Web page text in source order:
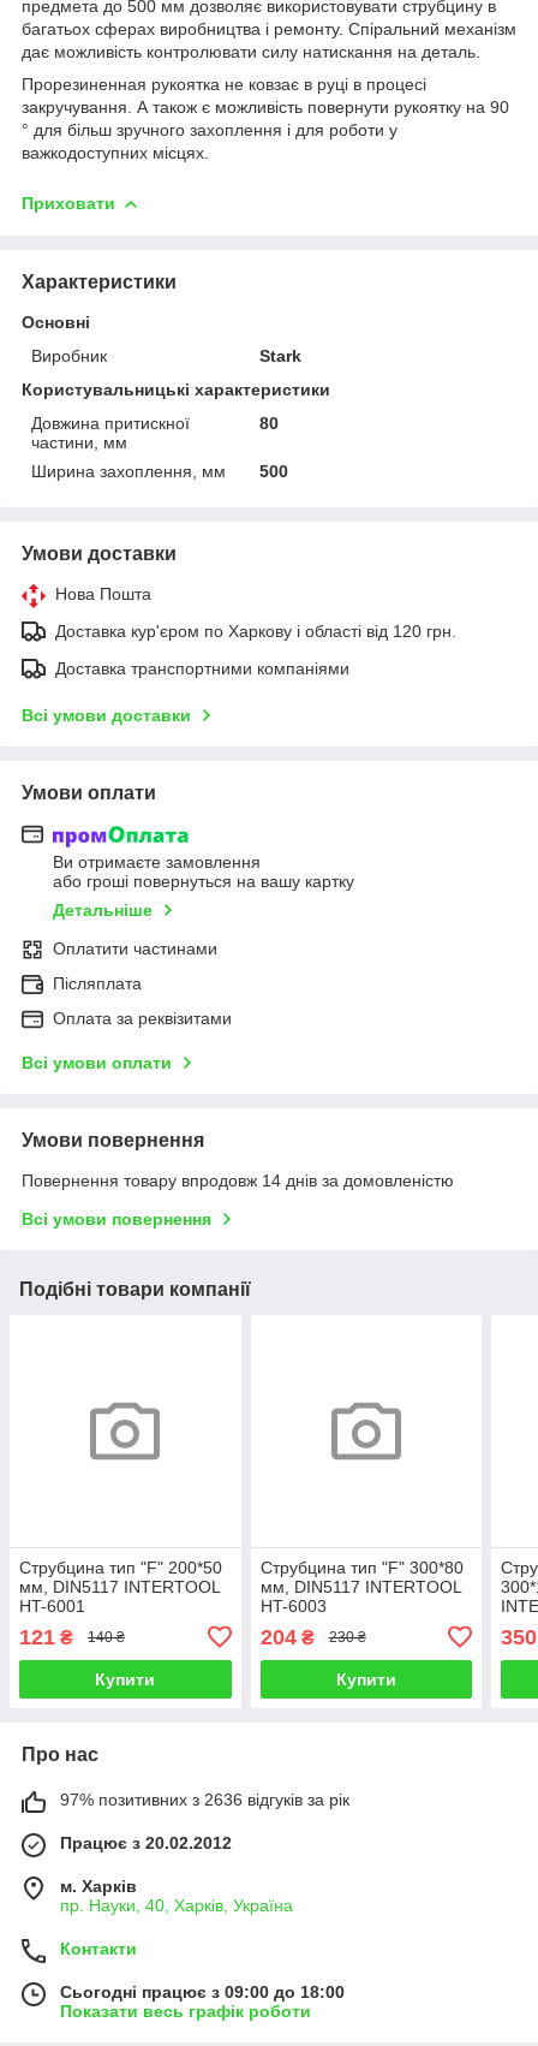
предмета до 500 мм дозволяє використовувати струбцину в
багатьох сферах виробництва і ремонту. Спіральний механізм
дає можливість контролювати силу натискання на деталь.
Прорезиненная рукоятка не ковзає в руці в процесі
закручування. А також є можливість повернути рукоятку на 90
° для більш зручного захоплення і для роботи у
важкодоступних місцях.
Приховати
Характеристики
Основні
Виробник
Stark
Користувальницькі характеристики
Довжина притискної
частини, мм
80
Ширина захоплення, мм 500
Умови доставки
Нова Пошта
Доставка кур'єром по Харкову і області від 120 грн.
Доставка транспортними компаніями
Всі умови доставки
Умови оплати
Ви отримаєте замовлення
або гроші повернуться на вашу картку
Детальніше
Оплатити частинами
Післяплата
Оплата за реквізитами
Всі умови оплати
Умови повернення
Повернення товару впродовж 14 днів за домовленістю
Всі умови повернення
Подібні товари компанії
Струбцина тип "F" 200*50
мм, DIN5117 INTERTOOL
HT-6001
121 ₴ 140 ₴
Купити
Струбцина тип "F" 300*80
мм, DIN5117 INTERTOOL
HT-6003
204₴ 230 ₴
Купити
350
Про нас
97% позитивних з 2636 відгуків за рік
Працює з 20.02.2012
м. Харків
пр. Науки, 40, Харків, Україна
Контакти
Сьогодні працює з 09:00 до 18:00
Показати весь графік роботи